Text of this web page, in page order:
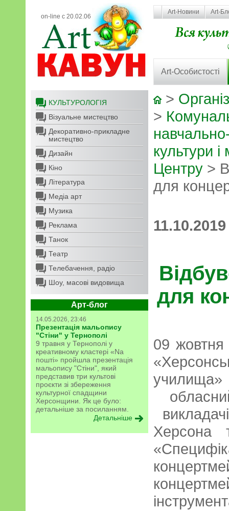
on-line с 20.02.06
Art-Новини Art-
Art-Особистості
КУЛЬТУРОЛОГІЯ
Візуальне мистецтво
Декоративно-прикладне
мистецтво
Дизайн
Кіно
Література
Медіа арт
Музика
Реклама
Танок
Театр
Телебачення, радіо
Шоу, масові видовища
Арт-блог
14.05.2026, 23:46
Презентація мальопису
"Стіни" у Тернополі
9 травня у Тернополі у
креативному кластері «Na
пошті» пройшла презентація
мальопису "Стіни", який
представив три культові
проєкти зі збереження
культурної спадщини
Херсонщини. Як це було:
детальніше за посиланням.
Детальніше
>
>
культури
Центру >
для
для
09
Херсона